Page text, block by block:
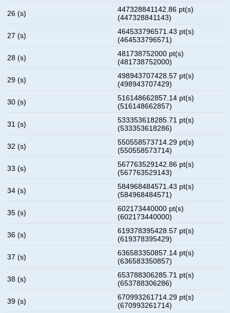
26 (s)
447328841142.86 pt(s)
(447328841143)
27 (s)
464533796571.43 pt(s)
(464533796571)
28 (s)
481738752000 pt(s)
(481738752000)
29 (s)
498943707428.57 pt(s)
(498943707429)
30 (s)
516148662857.14 pt(s)
(516148662857)
31 (s)
533353618285.71 pt(s)
(533353618286)
32 (s)
550558573714.29 pt(s)
(550558573714)
33 (s)
567763529142.86 pt(s)
(567763529143)
34 (s)
584968484571.43 pt(s)
(584968484571)
35 (s)
602173440000 pt(s)
(602173440000)
36 (s)
619378395428.57 pt(s)
(619378395429)
37 (s)
636583350857.14 pt(s)
(636583350857)
38 (s)
653788306285.71 pt(s)
(653788306286)
39 (s)
670993261714.29 pt(s)
(670993261714)